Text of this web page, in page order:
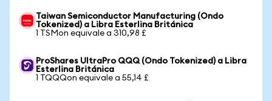
Taiwan Semiconductor Manufacturing (Ondo
Tokenized) a Libra Esterlina Británica
1 TSMon equivale a 310,98 £
ProShares UltraPro QQQ (Ondo Tokenized) a Libra
Esterlina Británica
1 TQQQon equivale a 55,14 £